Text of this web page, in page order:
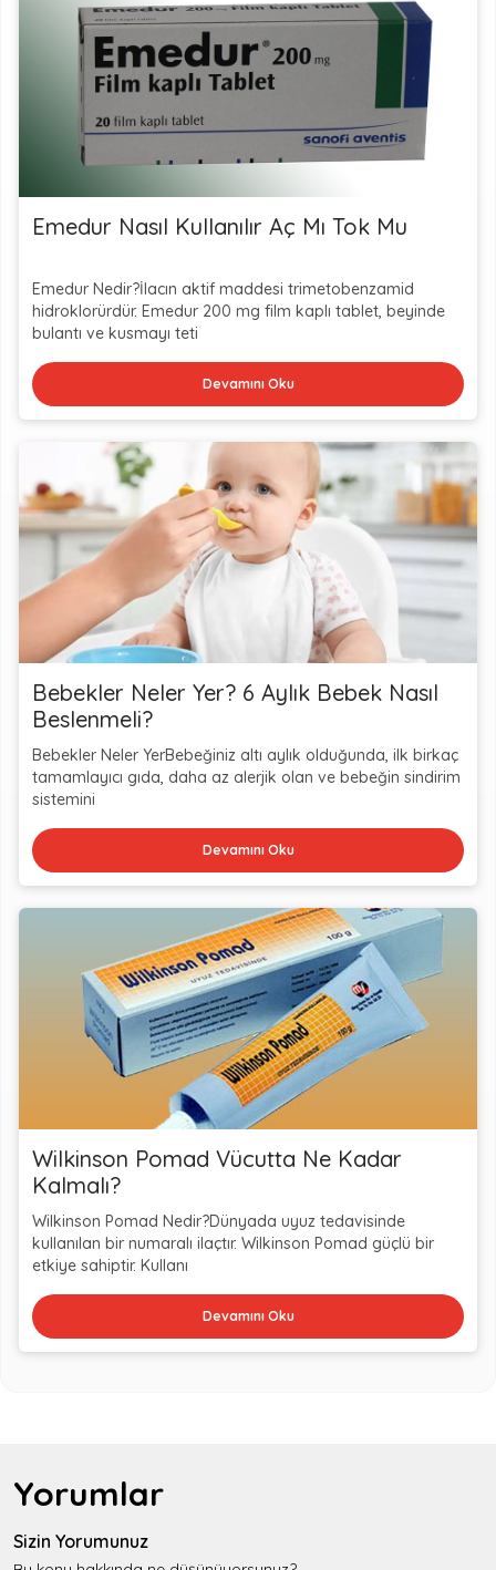
Emedur Nasıl Kullanılır Aç Mı Tok Mu
Emedur Nedir?İlacın aktif maddesi trimetobenzamid
hidroklorürdür. Emedur 200 mg film kaplı tablet, beyinde
bulantı ve kusmayı teti
Devamını Oku
Bebekler Neler Yer? 6 Aylık Bebek Nasıl
Beslenmeli?
Bebekler Neler YerBebeğiniz altı aylık olduğunda, ilk birkaç
tamamlayıcı gıda, daha az alerjik olan ve bebeğin sindirim
sistemini
Devamını Oku
Wilkinson Pomad Vücutta Ne Kadar
Kalmalı?
Wilkinson Pomad Nedir?Dünyada uyuz tedavisinde
kullanılan bir numaralı ilaçtır. Wilkinson Pomad güçlü bir
etkiye sahiptir. Kullanı
Devamını Oku
Yorumlar
Sizin Yorumunuz